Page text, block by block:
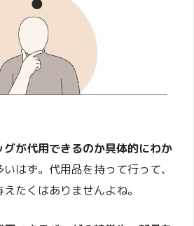
グが代用できるのか具体的にわか
はず。代用品を持って行って、
たくはありませんよね。